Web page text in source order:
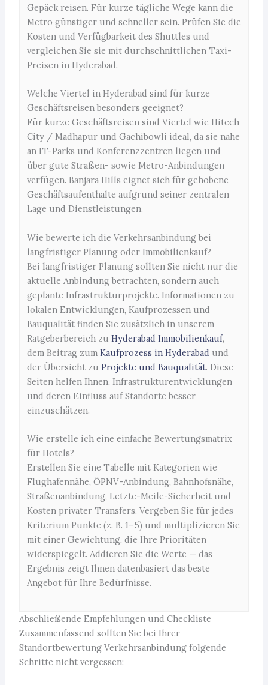
Gepäck reisen. Für kurze tägliche Wege kann die
Metro günstiger und schneller sein. Prüfen Sie die
Kosten und Verfügbarkeit des Shuttles und
vergleichen Sie sie mit durchschnittlichen Taxi-
Preisen in Hyderabad.
Welche Viertel in Hyderabad sind für kurze
Geschäftsreisen besonders geeignet?
Für kurze Geschäftsreisen sind Viertel wie Hitech
City / Madhapur und Gachibowli ideal, da sie nahe
an IT-Parks und Konferenzzentren liegen und
über gute Straßen- sowie Metro-Anbindungen
verfügen. Banjara Hills eignet sich für gehobene
Geschäftsaufenthalte aufgrund seiner zentralen
Lage und Dienstleistungen.
Wie bewerte ich die Verkehrsanbindung bei
langfristiger Planung oder Immobilienkauf?
Bei langfristiger Planung sollten Sie nicht nur die
aktuelle Anbindung betrachten, sondern auch
geplante Infrastrukturprojekte. Informationen zu
lokalen Entwicklungen, Kaufprozessen und
Bauqualität finden Sie zusätzlich in unserem
Ratgeberbereich zu Hyderabad Immobilienkauf,
dem Beitrag zum Kaufprozess in Hyderabad und
der Übersicht zu Projekte und Bauqualität. Diese
Seiten helfen Ihnen, Infrastrukturentwicklungen
und deren Einfluss auf Standorte besser
einzuschätzen.
Wie erstelle ich eine einfache Bewertungsmatrix
für Hotels?
Erstellen Sie eine Tabelle mit Kategorien wie
Flughafennähe, ÖPNV-Anbindung, Bahnhofsnähe,
Straßenanbindung, Letzte-Meile-Sicherheit und
Kosten privater Transfers. Vergeben Sie für jedes
Kriterium Punkte (z. B. 1–5) und multiplizieren Sie
mit einer Gewichtung, die Ihre Prioritäten
widerspiegelt. Addieren Sie die Werte — das
Ergebnis zeigt Ihnen datenbasiert das beste
Angebot für Ihre Bedürfnisse.
Abschließende Empfehlungen und Checkliste
Zusammenfassend sollten Sie bei Ihrer
Standortbewertung Verkehrsanbindung folgende
Schritte nicht vergessen: